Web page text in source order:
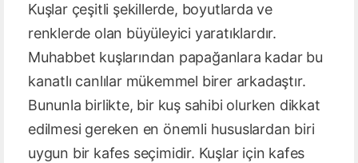
Kuşlar çeşitli şekillerde, boyutlarda ve
renklerde olan büyüleyici yaratıklardır.
Muhabbet kuşlarından papağanlara kadar bu
kanatlı canlılar mükemmel birer arkadaştır.
Bununla birlikte, bir kuş sahibi olurken dikkat
edilmesi gereken en önemli hususlardan biri
uygun bir kafes seçimidir. Kuşlar için kafes